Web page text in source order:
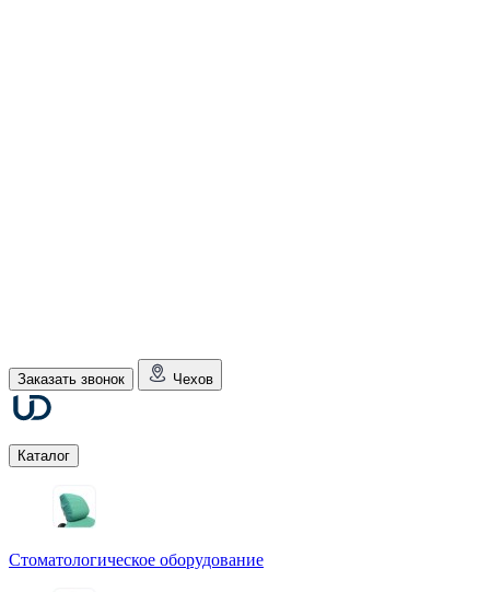
Заказать звонок Чехов
Каталог
Стоматологическое оборудование